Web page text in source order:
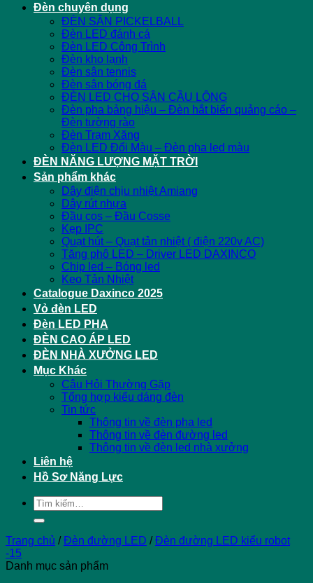
Đèn chuyên dụng
ĐÈN SÂN PICKELBALL
Đèn LED đánh cá
Đèn LED Công Trình
Đèn kho lạnh
Đèn sân tennis
Đèn sân bóng đá
ĐÈN LED CHO SÂN CẦU LÔNG
Đèn pha bảng hiệu – Đèn hắt biển quảng cáo –
Đèn tường rào
Đèn Trạm Xăng
Đèn LED Đổi Màu – Đèn pha led màu
ĐÈN NĂNG LƯỢNG MẶT TRỜI
Sản phẩm khác
Dây điện chịu nhiệt Amiang
Dây rút nhựa
Đầu cos – Đầu Cosse
Kẹp IPC
Quạt hút – Quạt tản nhiệt ( điện 220v AC)
Tăng phô LED – Driver LED DAXINCO
Chip led – Bóng led
Keo Tản Nhiệt
Catalogue Daxinco 2025
Vỏ đèn LED
Đèn LED PHA
ĐÈN CAO ÁP LED
ĐÈN NHÀ XƯỞNG LED
Mục Khác
Câu Hỏi Thường Gặp
Tổng hợp kiểu dáng đèn
Tin tức
Thông tin về đèn pha led
Thông tin về đèn đường led
Thông tin về đèn led nhà xưởng
Liên hệ
Hồ Sơ Năng Lực
Tìm
kiếm:
Trang chủ / Đèn đường LED / Đèn đường LED kiểu robot
-15
Danh mục sản phẩm